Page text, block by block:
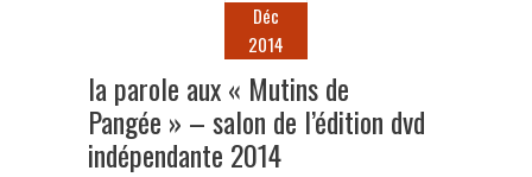
Déc
2014
la parole aux « Mutins de
Pangée » – salon de l’édition dvd
indépendante 2014